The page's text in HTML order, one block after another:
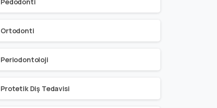
Pedodonti
Ortodonti
Periodontoloji
Protetik Diş Tedavisi